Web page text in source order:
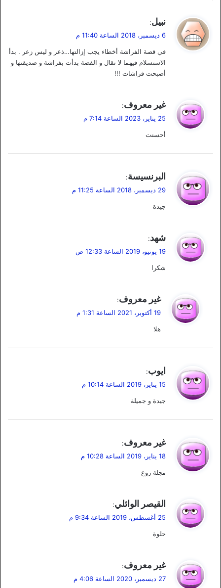
ي
ق
ل
نبيل:
6 ديسمبر، 2018 الساعة 11:40 م
في قصة الفراشة أخطاء يجب إزالتها…ذعر و ليس زعر . بدأ
الاستسلام فيهما لا تقال و القصة بدأت بفراشة و صديقتها و
أصبحت فراشات !!!
ي
ق
ل
غير معروف:
25 يناير، 2023 الساعة 7:14 م
أحسنت
ي
ق
ل
البرنسيسة:
29 ديسمبر، 2018 الساعة 11:25 م
جيدة
ي
ق
ل
شهد:
19 يونيو، 2019 الساعة 12:33 ص
شكرا
ي
ق
ل
غير معروف:
19 أكتوبر، 2021 الساعة 1:31 م
هلا
ي
ق
ل
ايوب:
15 يناير، 2019 الساعة 10:14 م
جيدة و جميلة
ي
ق
ل
غير معروف:
18 يناير، 2019 الساعة 10:28 م
مجلة روع
ي
ق
ل
القيصر الوائلي:
25 أغسطس، 2019 الساعة 9:34 م
حلوة
ي
ق
غير معروف:
27 ديسمبر، 2020 الساعة 4:06 م